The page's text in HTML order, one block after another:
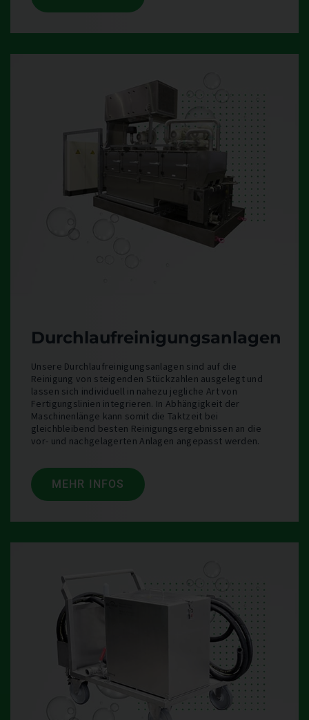
Durchlaufreinigungsanlagen
Unsere Durchlaufreinigungsanlagen sind auf die
Reinigung von steigenden Stückzahlen ausgelegt und
lassen sich individuell in nahezu jegliche Art von
Fertigungslinien integrieren. In Abhängigkeit der
Maschinenlänge kann somit die Taktzeit bei
gleichbleibend besten Reinigungsergebnissen an die
vor- und nachgelagerten Anlagen angepasst werden.
MEHR INFOS